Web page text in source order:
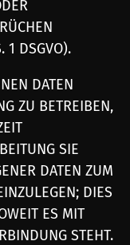
1 DSGVO).
DATEN
ZU BETREIBEN,
SIE
DATEN ZUM
DIES
ES MIT
STEHT.